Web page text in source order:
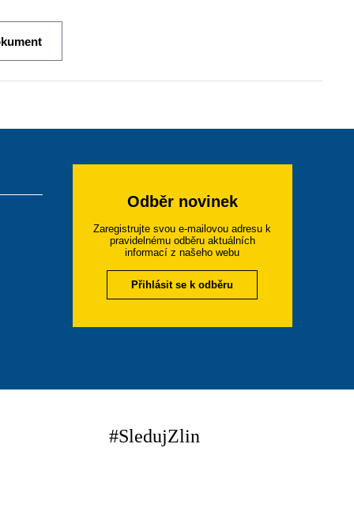
Odběr novinek
Zaregistrujte svou e-mailovou adresu k
pravidelnému odběru aktuálních
informací z našeho webu
Přihlásit se k odběru
#SledujZlin